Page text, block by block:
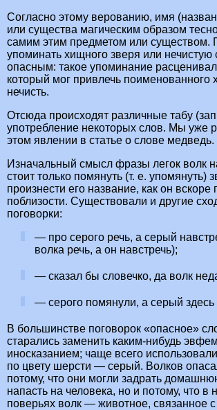
Согласно этому верованию, имя
или существа магическим образом
самим этим предметом или существом.
упоминать хищного зверя или нечистую
опасным: такое упоминание
который мог привлечь поименованного
нечисть.
Отсюда происходят различные табу
употребление некоторых слов. Мы уже
этом явлении в статье о слове медведь.
Изначальный смысл фразы легок волк
стоит только помянуть (т. е. упомянуть)
произнести его название, как он вскоре
поблизости. Существовали и другие
поговорки:
— про серого речь, а серый
волка речь, а он навстречь);
— сказал бы словечко, да волк
— серого помянули, а серый здесь
В большинстве поговорок «опасное»
старались заменить каким-нибудь
иносказанием; чаще всего
по цвету шерсти — серый. Волков
потому, что они могли задрать
напасть на человека, но и потому, что в
поверьях волк — животное, связанное с